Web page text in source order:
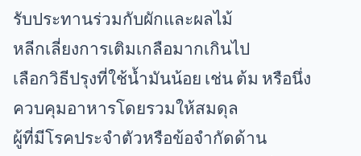
รับประทานร่วมกับผักและผลไม้
หลีกเลี่ยงการเติมเกลือมากเกินไป
เลือกวิธีปรุงที่ใช้น้ำมันน้อย เช่น ต้ม หรือนึ่ง
ควบคุมอาหารโดยรวมให้สมดุล
ผู้ที่มีโรคประจำตัวหรือข้อจำกัดด้าน